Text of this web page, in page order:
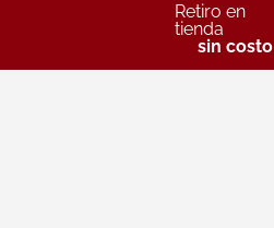
Retiro en
tienda
sin costo